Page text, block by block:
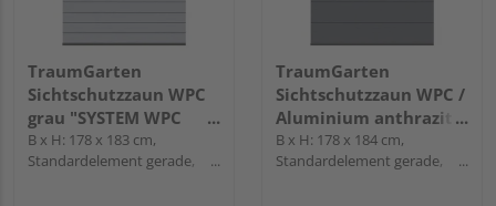
TraumGarten
Sichtschutzzaun WPC
grau "SYSTEM WPC
CLASSIC"
B x H: 178 x 183 cm,
Standardelement gerade,
TraumGarten
Sichtschutzzaun WPC /
Aluminium anthrazit
"SYSTEM WPC XL"
B x H: 178 x 184 cm,
Standardelement gerade,